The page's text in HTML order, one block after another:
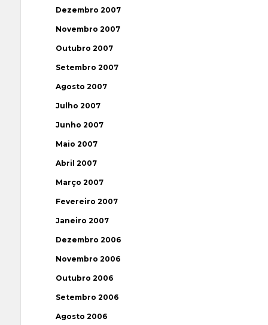
Dezembro 2007
Novembro 2007
Outubro 2007
Setembro 2007
Agosto 2007
Julho 2007
Junho 2007
Maio 2007
Abril 2007
Março 2007
Fevereiro 2007
Janeiro 2007
Dezembro 2006
Novembro 2006
Outubro 2006
Setembro 2006
Agosto 2006